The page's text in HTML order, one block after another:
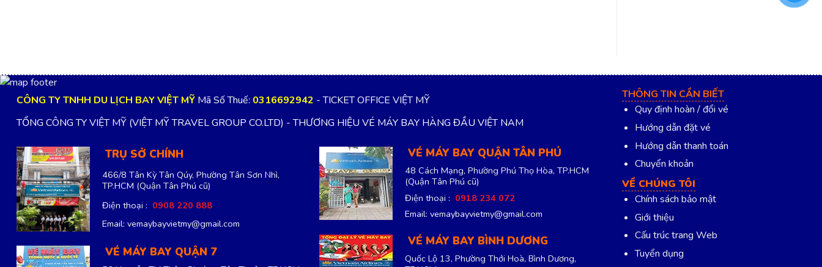
CÔNG TY TNHH DU LỊCH BAY VIỆT MỸ Mã Số Thuế: 0316692942 - TICKET OFFICE VIỆT MỸ
TỔNG CÔNG TY VIỆT MỸ (VIỆT MỸ TRAVEL GROUP CO.LTD) - THƯƠNG HIỆU VÉ MÁY BAY HÀNG ĐẦU VIỆT NAM
TRỤ SỞ CHÍNH
466/8 Tân Kỳ Tân Qúy, Phường Tân Sơn Nhì,
TP.HCM (Quận Tân Phú cũ)
Điện thoại : 0908 220 888
Email: vemaybayvietmy@gmail.com
VÉ MÁY BAY QUẬN 7
VÉ MÁY BAY QUẬN TÂN PHÚ
48 Cách Mạng, Phường Phú Thọ Hòa, TP.HCM
(Quận Tân Phú cũ)
Điện thoại : 0918 234 072
Email: vemaybayvietmy@gmail.com
VÉ MÁY BAY BÌNH DƯƠNG
Quốc Lộ 13, Phường Thới Hoà, Bình Dương,
THÔNG TIN CẦN BIẾT
Quy định hoàn / đổi vé
Hướng dẫn đặt vé
Hướng dẫn thanh toán
Chuyển khoản
VỀ CHÚNG TÔI
Chính sách bảo mật
Giới thiệu
Cấu trúc trang Web
Tuyển dụng